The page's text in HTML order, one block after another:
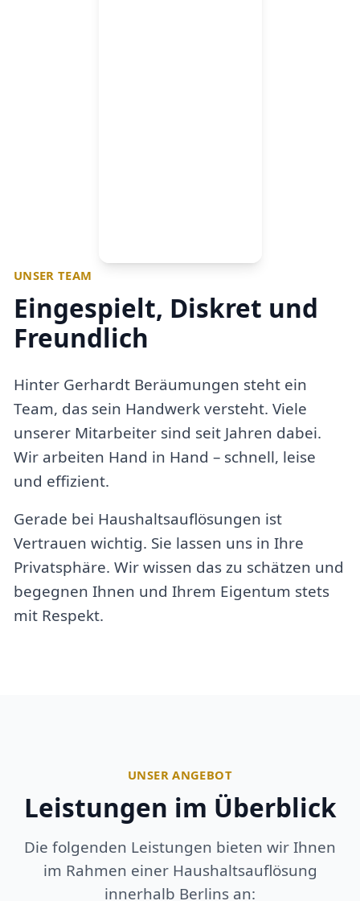
UNSER TEAM
Eingespielt, Diskret und
Freundlich
Hinter Gerhardt Beräumungen steht ein
Team, das sein Handwerk versteht. Viele
unserer Mitarbeiter sind seit Jahren dabei.
Wir arbeiten Hand in Hand – schnell, leise
und effizient.
Gerade bei Haushaltsauflösungen ist
Vertrauen wichtig. Sie lassen uns in Ihre
Privatsphäre. Wir wissen das zu schätzen und
begegnen Ihnen und Ihrem Eigentum stets
mit Respekt.
UNSER ANGEBOT
Leistungen im Überblick
Die folgenden Leistungen bieten wir Ihnen
im Rahmen einer Haushaltsauflösung
innerhalb Berlins an: